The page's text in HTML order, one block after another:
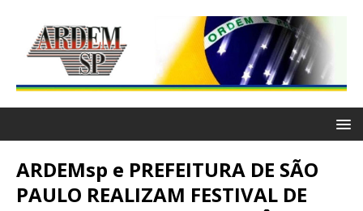
ARDEMsp e PREFEITURA DE SÃO
PAULO REALIZAM FESTIVAL DE